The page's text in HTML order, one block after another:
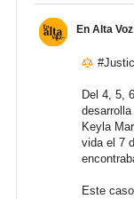
En Alta Voz
Del 4, 5,
Keyla
vida el 7
Este